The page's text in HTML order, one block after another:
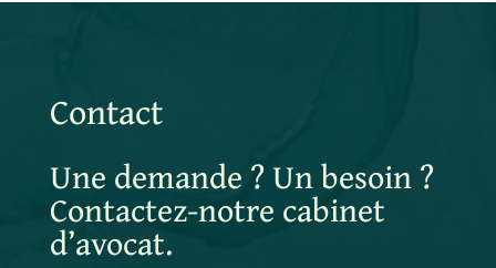
Contact
Une demande ? Un besoin ?
Contactez-notre cabinet
d’avocat.